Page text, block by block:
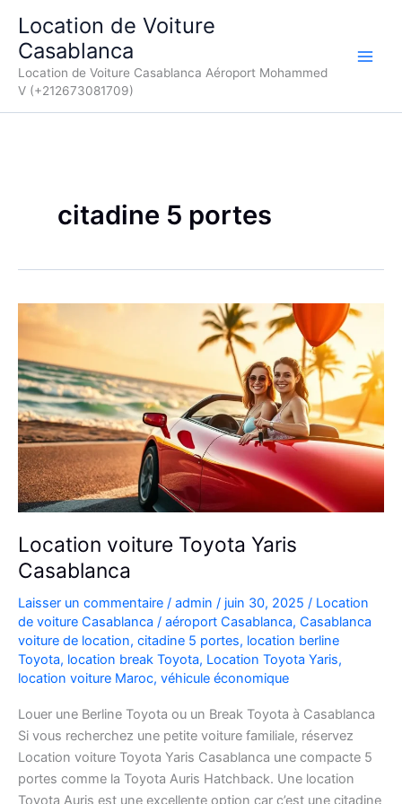
contenu
Location de Voiture
Casablanca
Location de Voiture Casablanca Aéroport Mohammed
V (+212673081709)
citadine 5 portes
Location voiture Toyota Yaris
Casablanca
Laisser un commentaire / admin / juin 30, 2025 / Location
de voiture Casablanca / aéroport Casablanca, Casablanca
voiture de location, citadine 5 portes, location berline
Toyota, location break Toyota, Location Toyota Yaris,
location voiture Maroc, véhicule économique
Louer une Berline Toyota ou un Break Toyota à Casablanca
Si vous recherchez une petite voiture familiale, réservez
Location voiture Toyota Yaris Casablanca une compacte 5
portes comme la Toyota Auris Hatchback. Une location